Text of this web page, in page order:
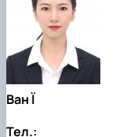
Ван Ї
Тел.: